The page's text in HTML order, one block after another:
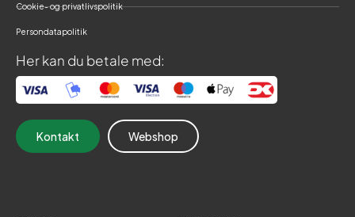
Cookie- og privatlivspolitik
Persondatapolitik
Her kan du betale med:
Kontakt Webshop